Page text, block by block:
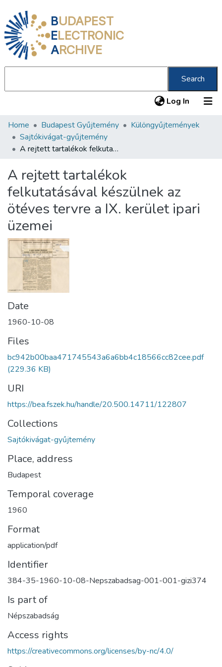
BUDAPEST
ELECTRONIC
ARCHIVE
Search
Log In (current)
Communities & Collections
All of DSpace
About us
Home Budapest Gyűjtemény
Különgyűjtemények
Sajtókivágat-gyűjtemény
A rejtett tartalékok felkutatásával készülnek az ötéves tervre a IX. kerület ipari üzemei
A rejtett tartalékok
felkutatásával készülnek az
ötéves tervre a IX. kerület ipari
üzemei
Date
1960-10-08
Files
bc942b00baa471745543a6a6bb4c18566cc82cee.pdf
(229.36 KB)
URI
https://bea.fszek.hu/handle/20.500.14711/122807
Collections
Sajtókivágat-gyűjtemény
Place, address
Budapest
Temporal coverage
1960
Format
application/pdf
Identifier
384-35-1960-10-08-Nepszabadsag-001-001-gizi374
Is part of
Népszabadság
Access rights
https://creativecommons.org/licenses/by-nc/4.0/